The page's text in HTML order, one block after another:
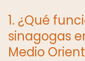
1. ¿Qué
sinagogas
Medio